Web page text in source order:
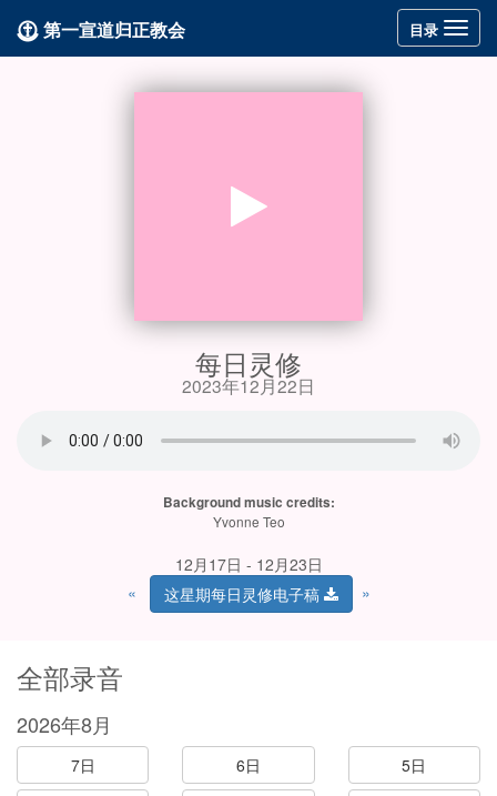
Toggle
navigation
目录
第一宣道归正教会
每日灵修
2023年12月22日
Background music credits:
Yvonne Teo
12月17日 - 12月23日
«
这星期每日灵修电子稿 »
全部录音
2026年8月
7日 6日
5日